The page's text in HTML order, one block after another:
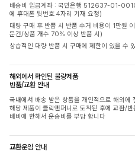
배송비 입금계좌 : 국민은행 512637-01-
에 휴대폰 뒷번호 4자리 기재 요청)
대량 구매 후 반품 시 반품 수거 비용이 1만원
문건/상품 개수 70% 이상 반품 시)
상습적인 대량 반품 시 구매에 제한이 있을 수
해외에서 확인된 불량제품
반품/교환 안내
국내에서 배송 받은 상품을 개인적으로 해외에
해당 제품이 클릭앤퍼니로 도착된 후에 교환/
배비에 한해서 운송비를 부담 합니다
교환운임 안내